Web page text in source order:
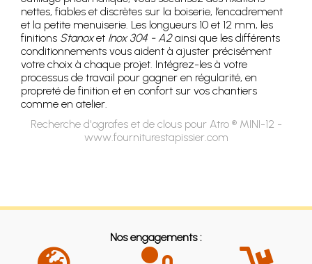
nettes, fiables et discrètes sur la boiserie, l’encadrement
et la petite menuiserie. Les longueurs 10 et 12 mm, les
finitions Stanoxet Inox 304 - A2ainsi que les différents
conditionnements vous aident à ajuster précisément
votre choix à chaque projet. Intégrez-les à votre
processus de travail pour gagner en régularité, en
propreté de finition et en confort sur vos chantiers
comme en atelier.
Recherche d'agrafes et de clous pour Atro ® MINI-12 -
www.fourniturestapissier.com
Nos engagements :